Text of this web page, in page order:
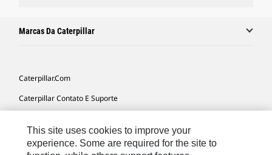
Marcas Da Caterpillar
Caterpillar.com
Caterpillar Contato E Suporte
Mapa Do Local
This site uses cookies to improve your
experience. Some are required for the site to